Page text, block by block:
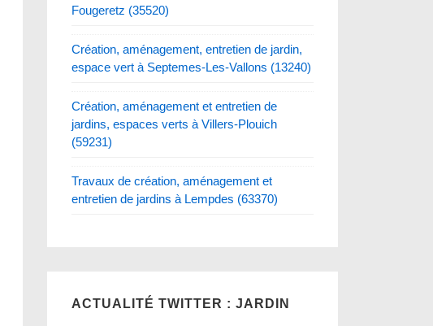
Fougeretz (35520)
Création, aménagement, entretien de jardin,
espace vert à Septemes-Les-Vallons (13240)
Création, aménagement et entretien de
jardins, espaces verts à Villers-Plouich
(59231)
Travaux de création, aménagement et
entretien de jardins à Lempdes (63370)
ACTUALITÉ TWITTER : JARDIN